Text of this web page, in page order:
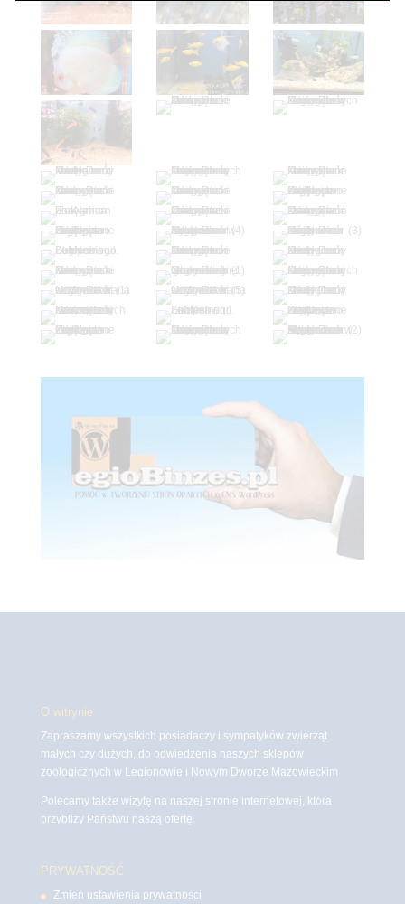
O witrynie
Zapraszamy wszystkich posiadaczy i sympatyków zwierząt
małych czy dużych, do odwiedzenia naszych sklepów
zoologicznych w Legionowie i Nowym Dworze Mazowieckim
Polecamy także wizytę na naszej stronie internetowej, która
przybliży Państwu naszą ofertę.
PRYWATNOŚĆ
Zmień ustawienia prywatności